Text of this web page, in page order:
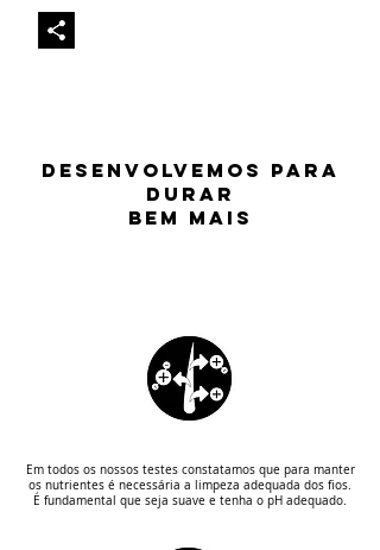
DESENVOLVEMOS PARA
DURAR
BEM MAIS
Em todos os nossos testes constatamos que para manter
os nutrientes é necessária a limpeza adequada dos fios.
É fundamental que seja suave e tenha o pH adequado.